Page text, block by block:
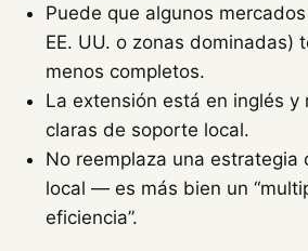
Puede que algunos
EE. UU. o zonas dominadas)
menos completos.
La extensión está en inglés y
claras de soporte local.
No reemplaza una estrategia
local — es más bien un
eficiencia”.